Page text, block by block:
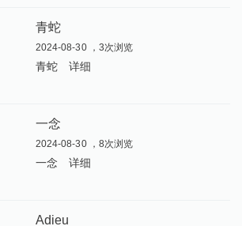
青蛇
2024-08-30 ，3次浏览
青蛇 详细
一念
2024-08-30 ，8次浏览
一念 详细
Adieu